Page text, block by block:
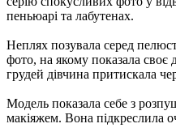
пеньюарі та лабутенах.
Неплях позувала серед
фото, на якому показала
грудей дівчина притискала
Модель показала себе з
макіяжем. Вона підкреслила